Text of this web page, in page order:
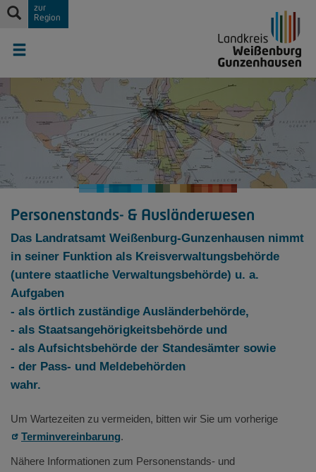
zur
Region
Personenstands- & Ausländerwesen
Das Landratsamt Weißenburg-Gunzenhausen nimmt
in seiner Funktion als Kreisverwaltungsbehörde
(untere staatliche Verwaltungsbehörde) u. a.
Aufgaben
- als örtlich zuständige Ausländerbehörde,
- als Staatsangehörigkeitsbehörde und
- als Aufsichtsbehörde der Standesämter sowie
- der Pass- und Meldebehörden
wahr.
Um Wartezeiten zu vermeiden, bitten wir Sie um vorherige
Terminvereinbarung.
Nähere Informationen zum Personenstands- und